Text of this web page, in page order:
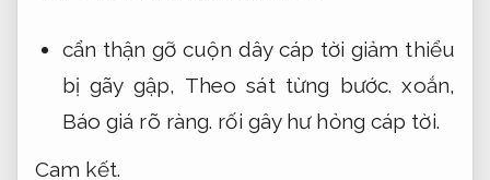
cẩn thận gỡ cuộn dây cáp tời giảm thiểu
bị gãy gập, Theo sát từng bước. xoắn,
Báo giá rõ ràng. rối gây hư hỏng cáp tời.
Cam kết.